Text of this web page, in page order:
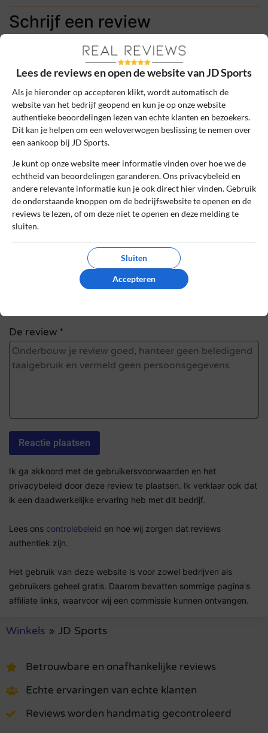
Schrijf een review
Het e-mailadres en bestelnummer worden niet
gepubliceerd. Vereiste velden zijn gemarkeerd
met *
Naam*
E-mail*
Bestelnummer
Sterrenbeoordeling *
De review *
Ik ga akkoord met de gebruikersvoorwaarden en het
privacybeleid door deze review te plaatsen. Ik verklaar ook dat
ik een daadwerkelijke ervaring heb met dit bedrijf.
Lees ons controlebeleid en hoe wij zorgen dat reviews
authentiek zijn.
Het gebruik van deze website is voor zowel bedrijven als
gebruikers geheel gratis. Daarom bevatten sommige pagina's
affiliate links, waarvoor wij een commissie kunnen ontvangen.
Winkels » JD Sports
Betrouwbare en onafhankelijke reviews
Echte ervaringen van echte klanten
Reviews worden handmatig gecontroleerd
Lees de reviews en open de website van JD Sports
Als je hieronder op accepteren klikt, wordt automatisch de
website van het bedrijf geopend en kun je op onze website
authentieke beoordelingen lezen van echte klanten en bezoekers.
Dit kan je helpen om een weloverwogen beslissing te nemen over
een aankoop bij JD Sports.
Je kunt op onze website meer informatie vinden over hoe we de
echtheid van beoordelingen garanderen. Ons privacybeleid en
andere relevante informatie kun je ook direct hier vinden. Gebruik
de onderstaande knoppen om de bedrijfswebsite te openen en de
reviews te lezen, of om deze niet te openen en deze melding te
sluiten.
Sluiten
Accepteren